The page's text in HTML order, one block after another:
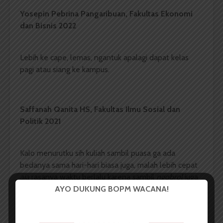
Yosepin Pebrina Pangaribuan, Fakultas Ekonomi
dan Bisnis 2022
Lebih ke cape, lemas, ngantuk apalagi dapat kelas
pagi atau siang ke kampus.
Saffanah Qanita HS, Fakultas Ilmu Sosial dan
Politik 2021
Kalo menurutku sih kuliah sambil puasa ga ada
bedanya sama hari-hari biasa juga, malah lebih cepat
kan sama teman jadi terlewatiajagitu. Nah tapi yang
AYO DUKUNG BOPM WACANA!